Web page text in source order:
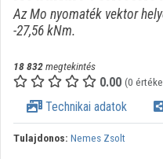
Kategóriák
Intézmények
Közreműködők
Az Mo nyomaték vektor
-27,56 kNm.
18 832megtekintés
0.00 (0
Technikai adatok
Tulajdonos: Nemes Zsolt